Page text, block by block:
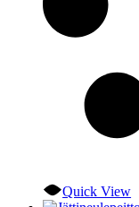
Quick View